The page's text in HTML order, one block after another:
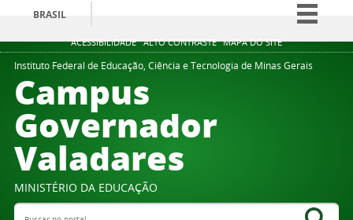
ACESSIBILIDADE ALTO CONTRASTE MAPA DO SITE
BRASIL
Simplifique!
Comunica BR
Instituto Federal de Educação, Ciência e Tecnologia de Minas Gerais
Campus
Governador
Valadares
MINISTÉRIO DA EDUCAÇÃO
Buscar no portal